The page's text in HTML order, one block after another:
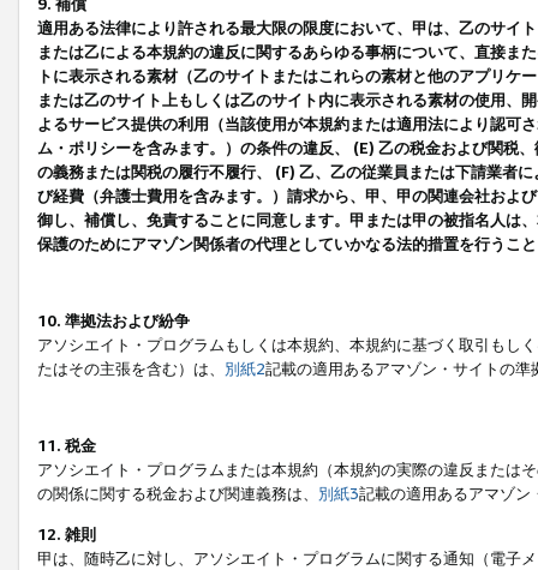
9. 補償
適用ある法律により許される最大限の限度において、甲は、乙のサイ
または乙による本規約の違反に関するあらゆる事柄について、直接ま
トに表示される素材（乙のサイトまたはこれらの素材と他のアプリ
または乙のサイト上もしくは乙のサイト内に表示される素材の使用、
よるサービス提供の利用（当該使用が本規約または適用法により認可
ム・ポリシーを含みます。）の条件の違反、 (E) 乙の税金および関税
の義務または関税の履行不履行、 (F) 乙、乙の従業員または下請業者
び経費（弁護士費用を含みます。）請求から、甲、甲の関連会社およ
御し、補償し、免責することに同意します。甲または甲の被指名人は
保護のためにアマゾン関係者の代理としていかなる法的措置を行うこ
10. 準拠法および紛争
アソシエイト・プログラムもしくは本規約、本規約に基づく取引もし
たはその主張を含む）は、 別紙2記載の適用あるアマゾン・サイトの
11. 税金
アソシエイト・プログラムまたは本規約（本規約の実際の違反または
の関係に関する税金および関連義務は、 別紙3記載の適用あるアマゾン
12. 雑則
甲は、随時乙に対し、アソシエイト・プログラムに関する通知（電子